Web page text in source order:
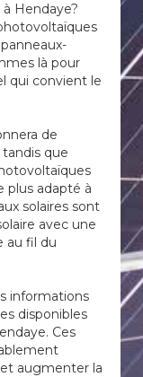
Hendaye?
là pour
qui convient le
de
que
plus adapté à
solaires sont
avec une
au fil du
informations
disponibles
Ces
augmenter la